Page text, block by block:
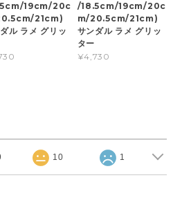
19cm/20c
21cm)
ル ラメ グリッ
/18.5cm/19cm/20c
m/20.5cm/21cm)
サンダル ラメ グリッ
ター
¥4,730
10 1